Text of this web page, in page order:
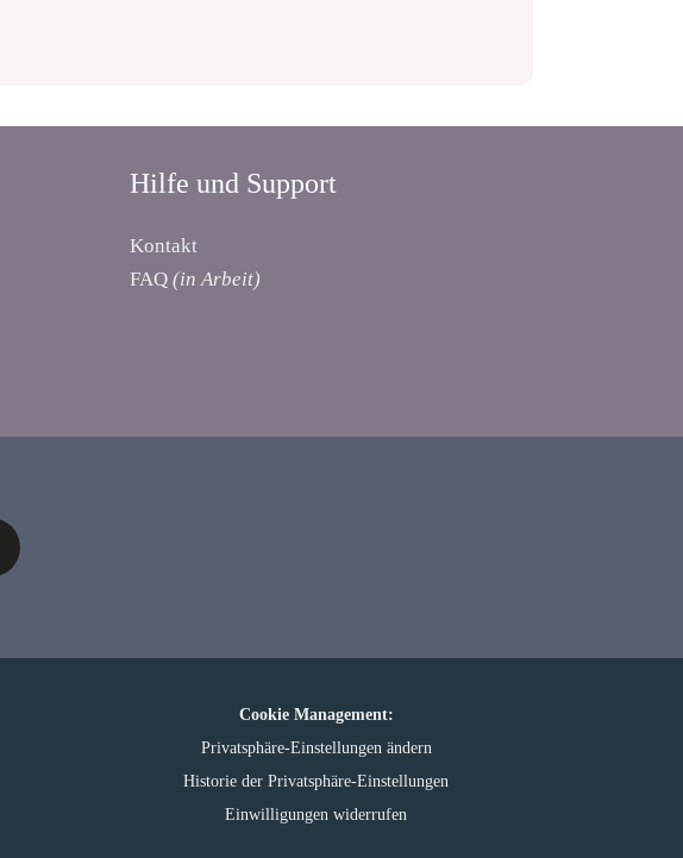
Hilfe und Support
Kontakt
FAQ(in Arbeit)
Cookie Management:
Privatsphäre-Einstellungen ändern
Historie der Privatsphäre-Einstellungen
Einwilligungen widerrufen